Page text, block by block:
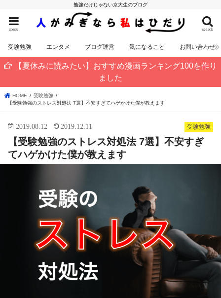
勉強だけじゃない京大生のブログ
search
menu
受験勉強 エンタメ ブログ運営 気になること お問い合わせ
【夏休みに読みたい】おすすめ漫画ランキング100を作り
ました
HOME
受験勉強
【受験勉強のストレス対処法 7選】不安すぎてハゲかけた僕が教えます
受験勉強
2019.08.12 2019.12.11
【受験勉強のストレス対処法 7選】不安すぎ
てハゲかけた僕が教えます